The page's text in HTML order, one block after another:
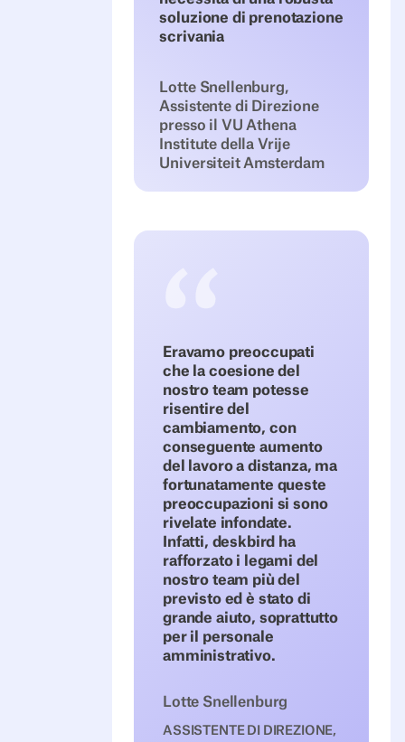
soluzione di prenotazione
scrivania
Lotte Snellenburg,
Assistente di Direzione
presso il VU Athena
Institute della Vrije
Universiteit Amsterdam
Eravamo preoccupati
che la coesione del
nostro team potesse
risentire del
cambiamento, con
conseguente aumento
del lavoro a distanza, ma
fortunatamente queste
preoccupazioni si sono
rivelate infondate.
Infatti, deskbird ha
rafforzato i legami del
nostro team più del
previsto ed è stato di
grande aiuto, soprattutto
per il personale
amministrativo.
Lotte Snellenburg
ASSISTENTE DI DIREZIONE,